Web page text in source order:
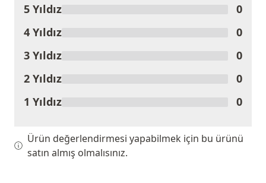
Ürünü Değerlendir
5 Yıldız
0
4 Yıldız
0
3 Yıldız
0
2 Yıldız
0
1 Yıldız
0
Ürün değerlendirmesi yapabilmek için bu ürünü
satın almış olmalısınız.